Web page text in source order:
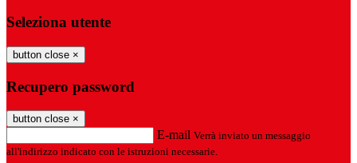
Seleziona utente
button close ×
Recupero password
button close ×
E-mail Verrà inviato un messaggio
all'indirizzo indicato con le istruzioni necessarie.